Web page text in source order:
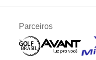
Parceiros